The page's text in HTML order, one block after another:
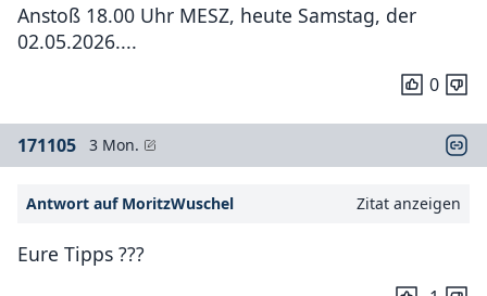
Anstoß 18.00 Uhr MESZ, heute Samstag, der
02.05.2026....
0
171105 3 Mon.
Antwort auf MoritzWuschel Zitat anzeigen
Eure Tipps ???